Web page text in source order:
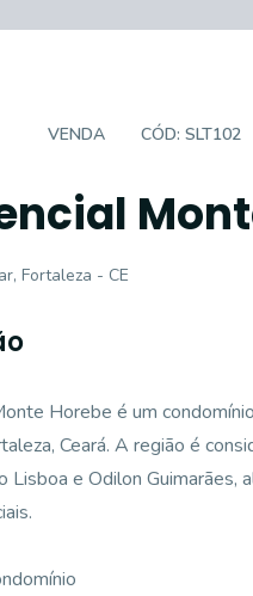
VENDA CÓD: SLT102
Fortaleza - CE
Horebe é um
Ceará. A região é
Lisboa e Odilon Guimarães,